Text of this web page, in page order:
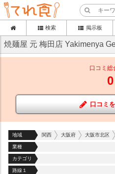
検索 掲示板
焼麺屋 元 梅田店 Yakimenya
口コミ総
0
口コミ
地域 関西 大阪府 大阪市北区
業種
カテゴリ
路線１